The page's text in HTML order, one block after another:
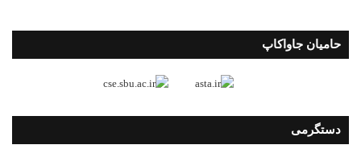
حامیان جاواکاپ
دستگرمی